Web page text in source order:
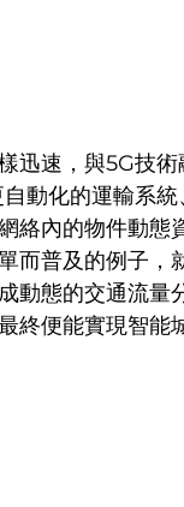
迅速，與5G技
自動化的運輸系
絡內的物件動態
而普及的例子，
動態的交通流
終便能實現智能